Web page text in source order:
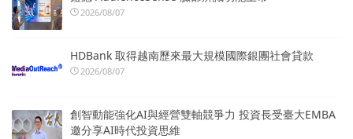
2026/08/07
HDBank 取得越南歷來最大規模國際銀團社會貸款
2026/08/07
創智動能強化AI與經營雙軸競爭力 投資長受臺大EMBA
邀分享AI時代投資思維